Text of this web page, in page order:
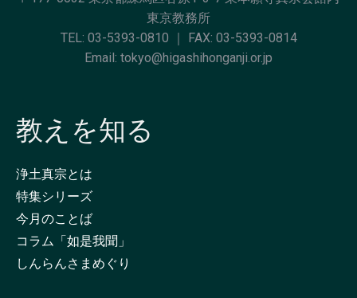
東京教務所
TEL: 03-5393-0810 ｜ FAX: 03-5393-0814
Email: tokyo@higashihonganji.or.jp
教えを知る
浄土真宗とは
特集シリーズ
今月のことば
コラム「如是我聞」
しんらんさまめぐり